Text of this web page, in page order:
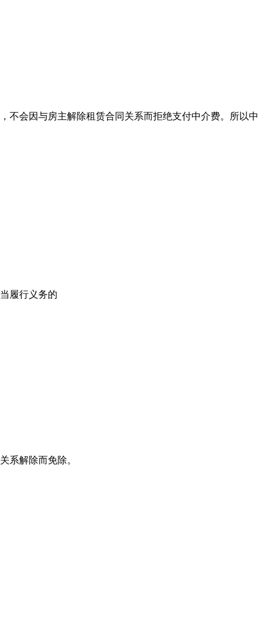
不会因与房主解除租赁合同关系而拒绝支付中介费。所以中
履行义务的
系解除而免除。